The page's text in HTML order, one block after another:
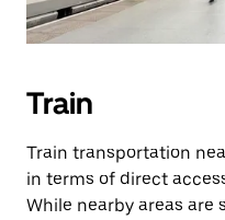
Train
Train transportation
in terms of direct
While nearby areas are